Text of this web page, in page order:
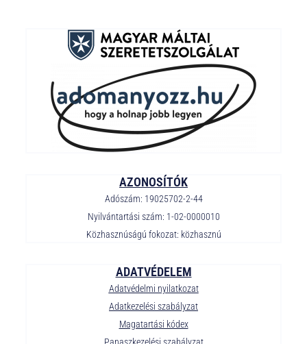
ADATVÉDELEM
Adatvédelmi nyilatkozat
Adatkezelési szabályzat
Magatartási kódex
AZONOSÍTÓK
Adószám: 19025702-2-44
Nyilvántartási szám: 1-02-0000010
Közhasznúságú fokozat: közhasznú